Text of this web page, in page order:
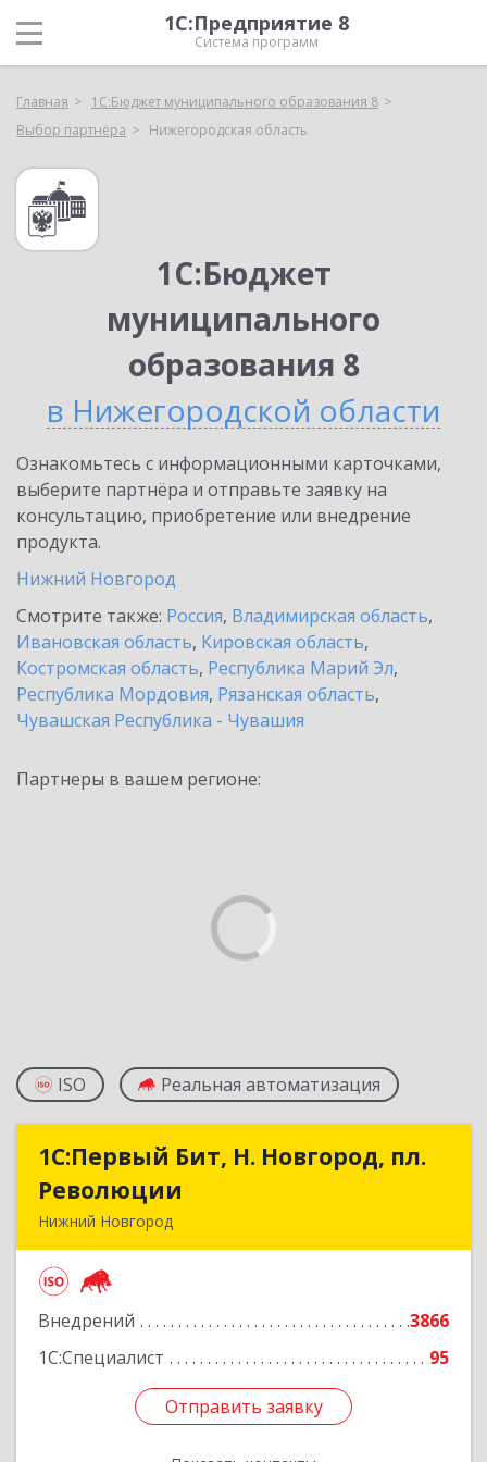
1С:Предприятие 8
Система программ
Главная
1С:Бюджет муниципального образования 8
Выбор партнёра
Нижегородская область
1С:Бюджет
муниципального
образования 8
в Нижегородской области
Ознакомьтесь с информационными карточками,
выберите партнёра и отправьте заявку на
консультацию, приобретение или внедрение
продукта.
Нижний Новгород
Смотрите также: Россия, Владимирская область,
Ивановская область, Кировская область,
Костромская область, Республика Марий Эл,
Республика Мордовия, Рязанская область,
Чувашская Республика - Чувашия
Партнеры в вашем регионе:
ISO Реальная автоматизация
1С:Первый Бит, Н. Новгород, пл.
Революции
Нижний Новгород
Внедрений
3866
1С:Специалист
95
Отправить заявку
1С:Первый Бит, Н. Новгород, пл.
г, Литвинова ул, дом № 74, корпус 31, пом.1
Подробнее
Отправить заявку